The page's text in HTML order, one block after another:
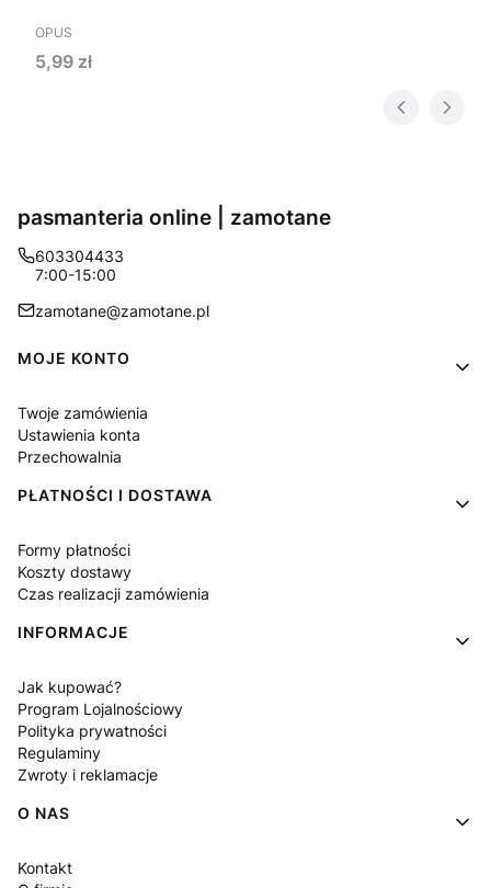
PRODUCENT
OPUS
Cena
5,99 zł
pasmanteria online | zamotane
603304433
7:00-15:00
zamotane@zamotane.pl
Linki w stopce
MOJE KONTO
Twoje zamówienia
Ustawienia konta
Przechowalnia
PŁATNOŚCI I DOSTAWA
Formy płatności
Koszty dostawy
Czas realizacji zamówienia
INFORMACJE
Jak kupować?
Program Lojalnościowy
Polityka prywatności
Regulaminy
Zwroty i reklamacje
O NAS
Kontakt